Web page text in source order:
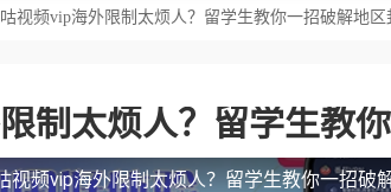
视频vip海外限制太烦人？留学生教你一招破解地区
制太烦人？留学生教
视频vip海外限制太烦人？留学生教你一招破